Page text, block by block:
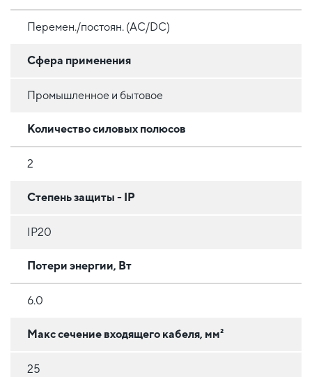
Перемен./постоян. (AC/DC)
Сфера применения
Промышленное и бытовое
Количество силовых полюсов
2
Степень защиты - IP
IP20
Потери энергии, Вт
6.0
Макс сечение входящего кабеля, мм²
25